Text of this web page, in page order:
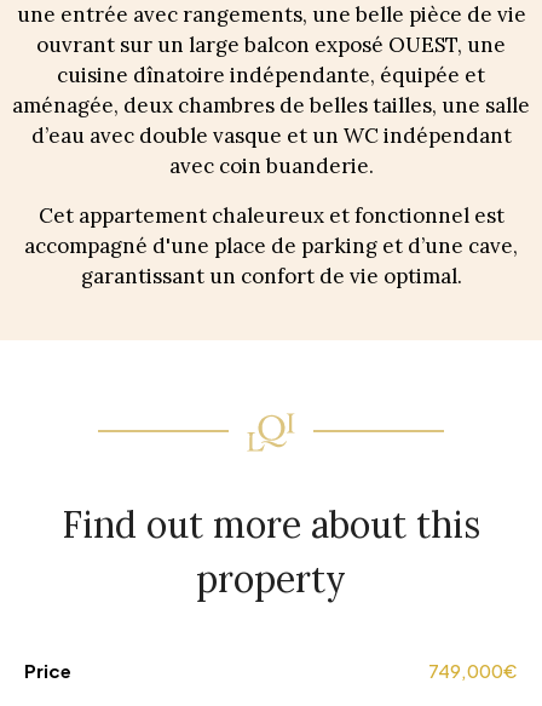
une entrée avec rangements, une belle pièce de vie
ouvrant sur un large balcon exposé OUEST, une
cuisine dînatoire indépendante, équipée et
aménagée, deux chambres de belles tailles, une salle
d’eau avec double vasque et un WC indépendant
avec coin buanderie.
Cet appartement chaleureux et fonctionnel est
accompagné d'une place de parking et d’une cave,
garantissant un confort de vie optimal.
Find out more about this
property
Price 749,000€